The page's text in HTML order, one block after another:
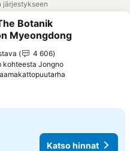
järjestykseen
suosikkeihin
Botanik
Myeongdong
4 606
kohteesta Jongno
Katso hinnat